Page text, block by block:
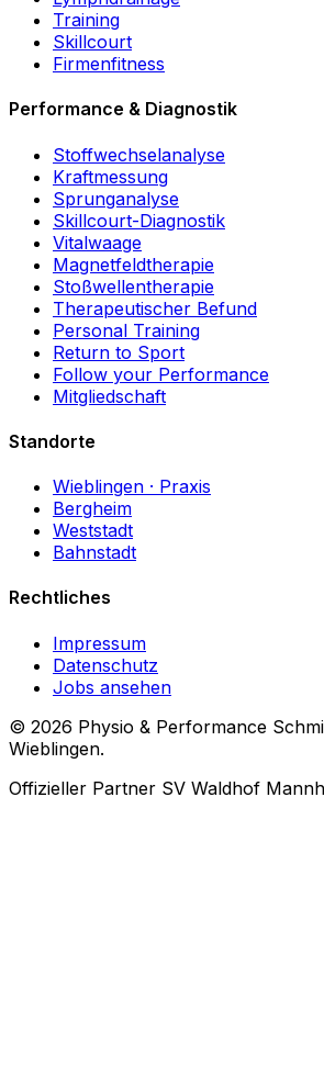
Training
Skillcourt
Firmenfitness
Performance & Diagnostik
Stoffwechselanalyse
Kraftmessung
Sprunganalyse
Skillcourt-Diagnostik
Vitalwaage
Magnetfeldtherapie
Stoßwellentherapie
Therapeutischer Befund
Personal Training
Return to Sport
Follow your Performance
Mitgliedschaft
Standorte
Wieblingen · Praxis
Bergheim
Weststadt
Bahnstadt
Rechtliches
Impressum
Datenschutz
Jobs ansehen
© 2026 Physio & Performance
Wieblingen.
Offizieller Partner SV Waldhof